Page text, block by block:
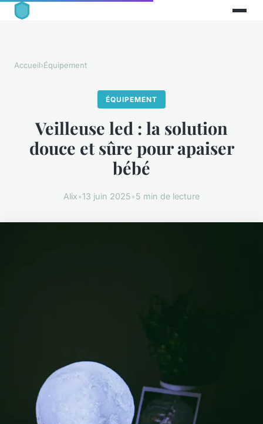
Accueil›Équipement
ÉQUIPEMENT
Veilleuse led : la solution
douce et sûre pour apaiser
bébé
Alix•13 juin 2025•5 min de lecture